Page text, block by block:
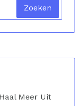
Zoeken
Meer Uit